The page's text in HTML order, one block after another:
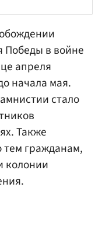
Победы в войне
апреля
начала мая.
стало
Также
тем гражданам,
колонии